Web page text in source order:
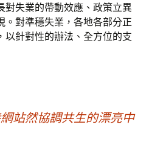
對失業的帶動效應、政策立異
。對準穩失業，各地各部分正
以針對性的辦法、全方位的支
站然協調共生的漂亮中